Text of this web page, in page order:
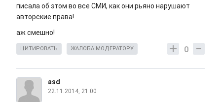
писала об этом во все СМИ, как они рьяно нарушают
авторские права!
аж смешно!
0
ЦИТИРОВАТЬ ЖАЛОБА МОДЕРАТОРУ
asd
22.11.2014, 21:00